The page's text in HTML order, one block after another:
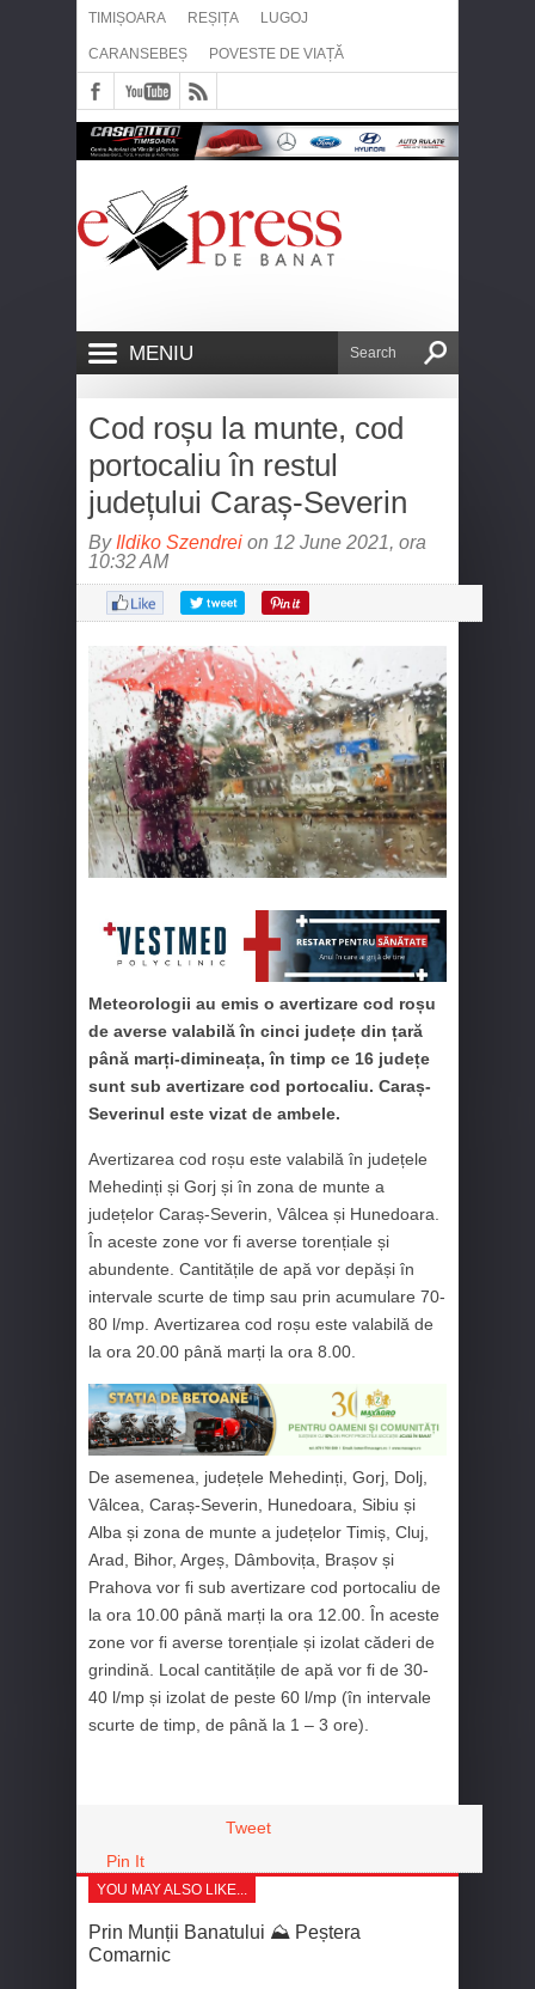
TIMIȘOARA REȘIȚA LUGOJ
CARANSEBEȘ POVESTE DE VIAȚĂ
MENIU
Cod roșu la munte, cod
portocaliu în restul
județului Caraș-Severin
By Ildiko Szendrei on 12 June 2021, ora
10:32 AM
Meteorologii au emis o avertizare cod roșu
de averse valabilă în cinci județe din țară
până marți-dimineața, în timp ce 16 județe
sunt sub avertizare cod portocaliu. Caraș-
Severinul este vizat de ambele.
Avertizarea cod roșu este valabilă în județele
Mehedinți și Gorj și în zona de munte a
județelor Caraș-Severin, Vâlcea și Hunedoara.
În aceste zone vor fi averse torențiale și
abundente. Cantitățile de apă vor depăși în
intervale scurte de timp sau prin acumulare 70-
80 l/mp. Avertizarea cod roșu este valabilă de
la ora 20.00 până marți la ora 8.00.
De asemenea, județele Mehedinți, Gorj, Dolj,
Vâlcea, Caraș-Severin, Hunedoara, Sibiu și
Alba și zona de munte a județelor Timiș, Cluj,
Arad, Bihor, Argeș, Dâmbovița, Brașov și
Prahova vor fi sub avertizare cod portocaliu de
la ora 10.00 până marți la ora 12.00. În aceste
zone vor fi averse torențiale și izolat căderi de
grindină. Local cantitățile de apă vor fi de 30-
40 l/mp și izolat de peste 60 l/mp (în intervale
scurte de timp, de până la 1 – 3 ore).
Tweet
Pin It
YOU MAY ALSO LIKE...
Prin Munții Banatului ⛰️ Peștera
Comarnic